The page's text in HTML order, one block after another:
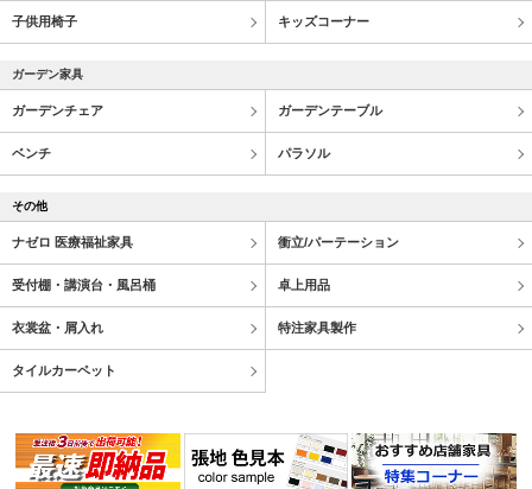
子供用椅子 キッズコーナー
ガーデン家具
ガーデンチェア ガーデンテーブル
ベンチ パラソル
その他
ナゼロ 医療福祉家具 衝立/パーテーション
受付棚・講演台・風呂桶 卓上用品
衣裳盆・屑入れ 特注家具製作
タイルカーペット